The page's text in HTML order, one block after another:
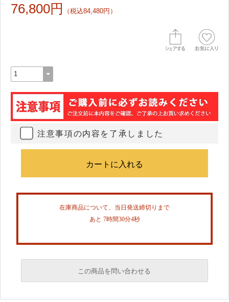
76,800円 （税込84,480円）
注意事項の内容を了承しました
在庫商品について、当日発送締切りまで
あと 7時間30分4秒
この商品を問い合わせる